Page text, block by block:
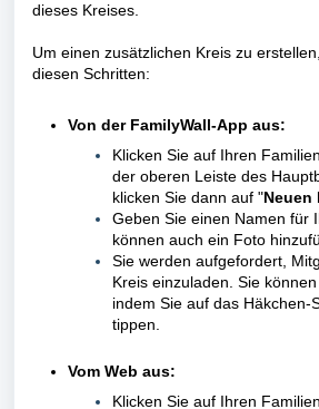
dieses Kreises.
Um einen zusätzlichen Kreis zu
diesen Schritten:
Von der FamilyWall-App aus:
Klicken Sie auf Ihren
der oberen Leiste des
klicken Sie dann auf "Neuen
Geben Sie einen Namen für
können auch ein Foto
Sie werden aufgefordert,
Kreis einzuladen. Sie
indem Sie auf das Häkchen-
tippen.
Vom Web aus:
Klicken Sie auf Ihren